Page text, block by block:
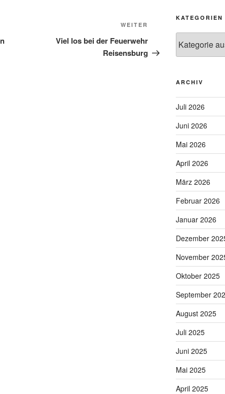
Beitrag
WEITER
Viel los bei der Feuerwehr
Reisensburg
KATEGORIEN
ARCHIV
Juli 2026
Juni 2026
Mai 2026
April 2026
März 2026
Februar 2026
Januar 2026
Dezember
November
Oktober 2025
September
August 2025
Juli 2025
Juni 2025
Mai 2025
April 2025